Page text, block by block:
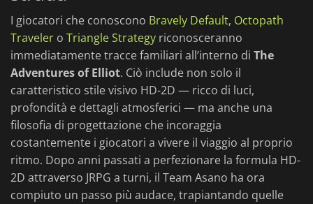
I giocatori che conoscono Bravely Default, Octopath
Traveler o Triangle Strategy riconosceranno
immediatamente tracce familiari all’interno di The
Adventures of Elliot. Ciò include non solo il
caratteristico stile visivo HD-2D — ricco di luci,
profondità e dettagli atmosferici — ma anche una
filosofia di progettazione che incoraggia
costantemente i giocatori a vivere il viaggio al proprio
ritmo. Dopo anni passati a perfezionare la formula HD-
2D attraverso JRPG a turni, il Team Asano ha ora
compiuto un passo più audace, trapiantando quelle